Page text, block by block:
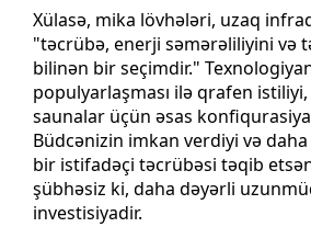
Xülasə, mika lövhələri, uzaq
"təcrübə, enerji səmərəliliyini və
bilinən bir seçimdir."
populyarlaşması ilə qrafen
saunalar üçün əsas
Büdcənizin imkan verdiyi və
bir istifadəçi təcrübəsi təqib
şübhəsiz ki, daha dəyərli
investisiyadir.